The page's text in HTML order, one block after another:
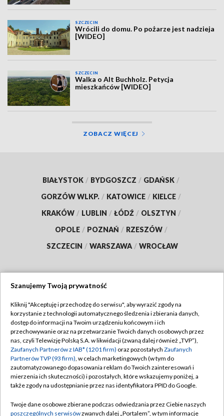
SZCZECIN
Wrócili do domu. Po pożarze jest nadzieja
[WIDEO]
SZCZECIN
Walka o Alt Buchholz. Petycja
mieszkańców [WIDEO]
ZOBACZ WIĘCEJ
BIAŁYSTOK / BYDGOSZCZ / GDAŃSK /
GORZÓW WLKP. / KATOWICE / KIELCE /
KRAKÓW / LUBLIN / ŁÓDŹ / OLSZTYN /
OPOLE / POZNAŃ / RZESZÓW /
SZCZECIN / WARSZAWA / WROCŁAW
TVP
Abonament TVP
Emisja w TVP
Centrum informacji TVP
Naziemna Telewizja Cyfrowa
Rada Programowa
Regulamin TVP
Polityka prywatności
Moje zgody
Pomoc
Szanujemy Twoją prywatność
Kliknij "Akceptuję i przechodzę do serwisu", aby wyrazić zgody na
korzystanie z technologii automatycznego śledzenia i zbierania danych,
dostęp do informacji na Twoim urządzeniu końcowym i ich
przechowywanie oraz na przetwarzanie Twoich danych osobowych przez
nas, czyli Telewizję Polską S.A. w likwidacji (zwaną dalej również „TVP”),
Zaufanych Partnerów z IAB* (1201 firm) oraz pozostałych Zaufanych
Partnerów TVP (93 firm), w celach marketingowych (w tym do
zautomatyzowanego dopasowania reklam do Twoich zainteresowań i
mierzenia ich skuteczności) i pozostałych, które wskazujemy poniżej, a
także zgody na udostępnianie przez nas identyfikatora PPID do Google.
Twoje dane osobowe zbierane podczas odwiedzania przez Ciebie naszych
poszczególnych serwisówzwanych dalej „Portalem”, w tym informacje